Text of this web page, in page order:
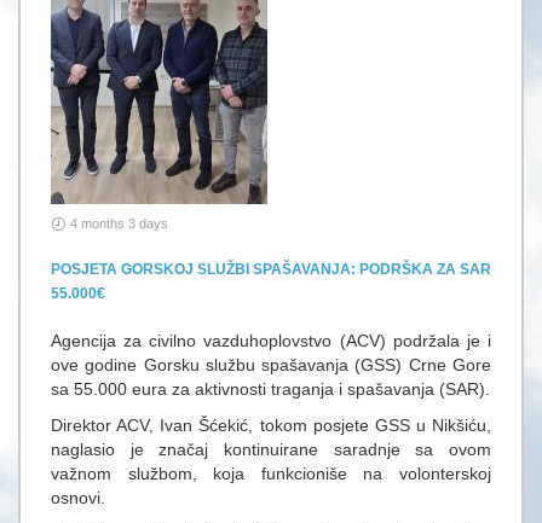
4 months 3 days
POSJETA GORSKOJ SLUŽBI SPAŠAVANJA: PODRŠKA ZA SAR
55.000€
Agencija za civilno vazduhoplovstvo (ACV) podržala je i
ove godine Gorsku službu spašavanja (GSS) Crne Gore
sa 55.000 eura za aktivnosti traganja i spašavanja (SAR).
Direktor ACV, Ivan Šćekić, tokom posjete GSS u Nikšiću,
naglasio je značaj kontinuirane saradnje sa ovom
važnom službom, koja funkcioniše na volonterskoj
osnovi.